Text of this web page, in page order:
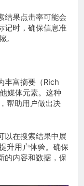
结果点击率可能会
记时，确保信息准
。
丰富摘要（Rich
媒体元素。这种
帮助用户做出决
以在搜索结果中展
升用户体验。确保
的内容和数据，保